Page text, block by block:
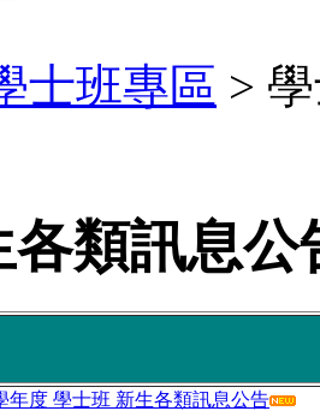
士班專區 >
各類訊息公
年度 學士班 新生各類訊息公告